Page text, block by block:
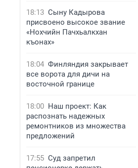
18:13 Сыну Кадырова
присвоено высокое звание
«Нохчийн Пачхьалкхан
къонах»
18:04 Финляндия закрывает
все ворота для дичи на
восточной границе
18:00 Наш проект: Как
распознать надежных
ремонтников из множества
предложений
17:55 Суд запретил